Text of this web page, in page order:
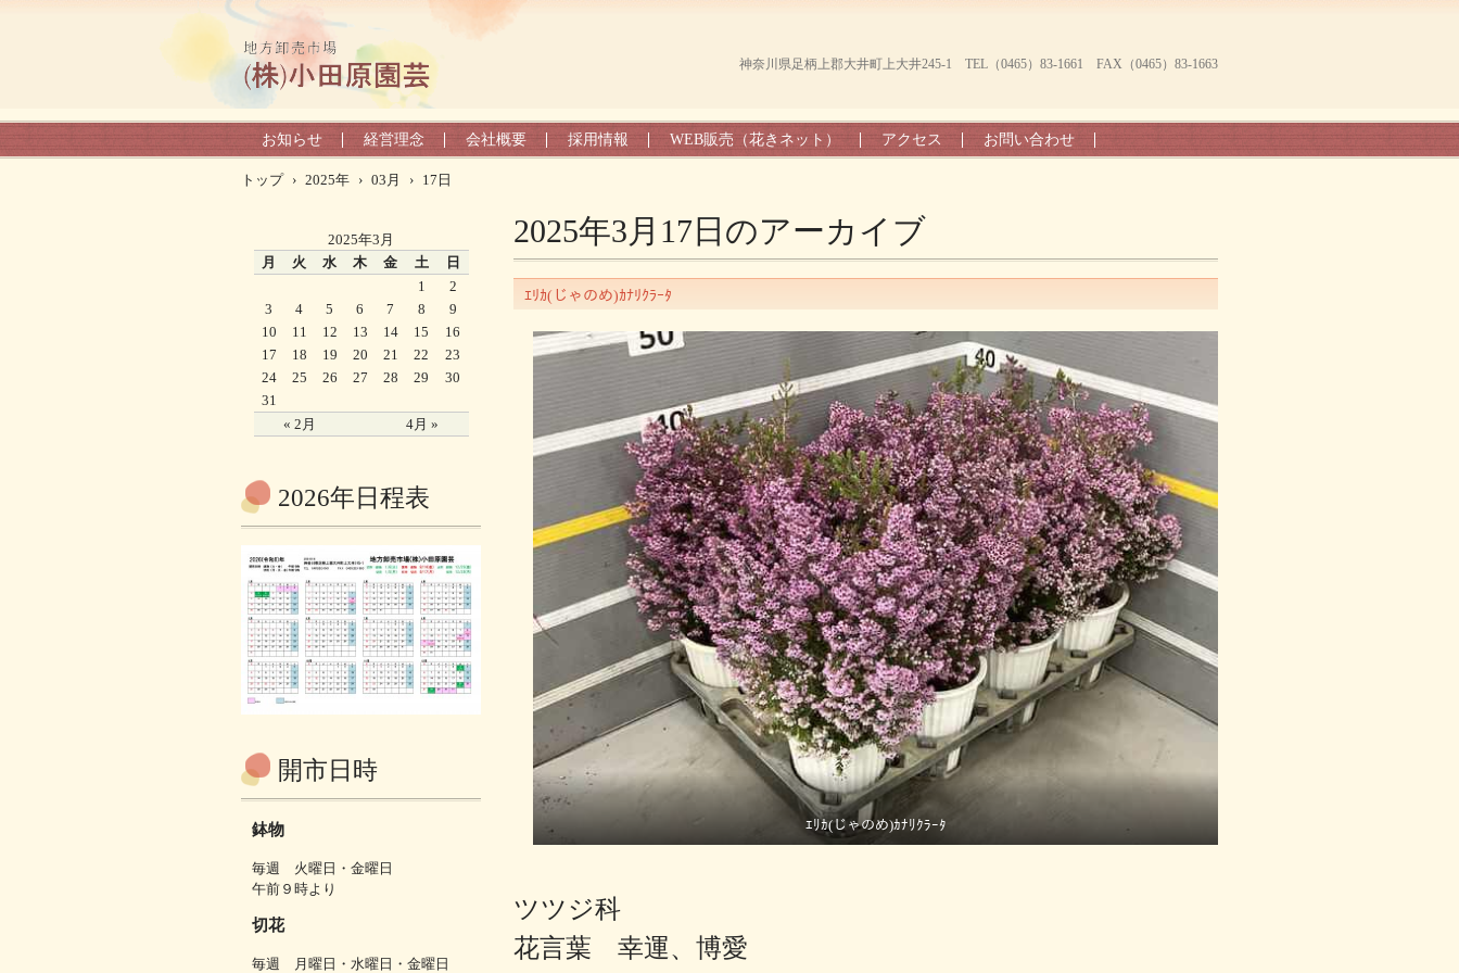
神奈川県足柄上郡大井町上大井245-1 TEL（0465）83-1661 FAX（0465）83-1663
お知らせ 経営理念 会社概要 採用情報 WEB販売（花きネット） アクセス お問い合わせ
トップ › 2025年 › 03月 › 17日
2025年3月17日 のアーカイブ
ｴﾘｶ(じゃのめ)ｶﾅﾘｸﾗｰﾀ
ｴﾘｶ(じゃのめ)ｶﾅﾘｸﾗｰﾀ
ツツジ科
花言葉 幸運、博愛
2025年3月
月
火 水 木 金 土 日
« 2月 4月 »
1
2
3
4 5 6 7 8
9
10
11 12 13 14 15
16
17
18 19 20 21 22
23
24
25 26 27 28 29
30
31
2026年日程表
開市日時
鉢物
毎週 火曜日・金曜日
午前９時より
切花
毎週 月曜日・水曜日・金曜日